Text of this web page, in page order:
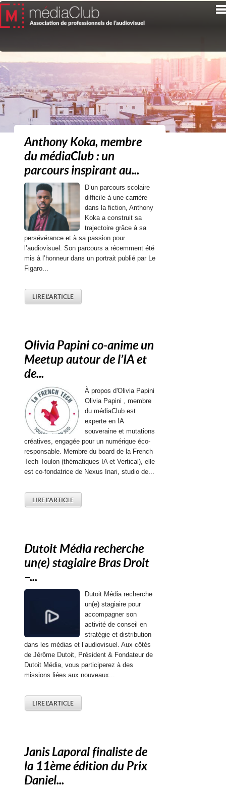
Anthony Koka, membre
du médiaClub : un
parcours inspirant au...
D’un parcours scolaire
difficile à une carrière
dans la fiction, Anthony
Koka a construit sa
trajectoire grâce à sa
persévérance et à sa passion pour
l’audiovisuel. Son parcours a récemment été
mis à l’honneur dans un portrait publié par Le
Figaro...
LIRE L'ARTICLE
Olivia Papini co-anime un
Meetup autour de l’IA et
de...
À propos d'Olivia Papini
Olivia Papini , membre
du médiaClub est
experte en IA
souveraine et mutations
créatives, engagée pour un numérique éco-
responsable. Membre du board de la French
Tech Toulon (thématiques IA et Vertical), elle
est co-fondatrice de Nexus Inari, studio de...
LIRE L'ARTICLE
Dutoit Média recherche
un(e) stagiaire Bras Droit
–...
Dutoit Média recherche
un(e) stagiaire pour
accompagner son
activité de conseil en
stratégie et distribution
dans les médias et l’audiovisuel. Aux côtés
de Jérôme Dutoit, Président & Fondateur de
Dutoit Média, vous participerez à des
missions liées aux nouveaux...
LIRE L'ARTICLE
Janis Laporal finaliste de
la 11ème édition du Prix
Daniel...